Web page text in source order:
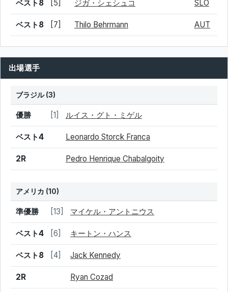
ベスト8 [5] ジガ・シェシュコ SLO
ベスト8 [7] Thilo Behrmann AUT
出場選手
ブラジル(3)
結果 シード 選手名
優勝 [1] ルイス・グト・ミゲル
ベスト4 Leonardo Storck Franca
2R Pedro Henrique Chabalgoity
アメリカ (10)
結果 シード 選手名
準優勝 [13] マイケル・アントニウス
ベスト4 [6] キートン・ハンス
ベスト8 [4] Jack Kennedy
2R Ryan Cozad